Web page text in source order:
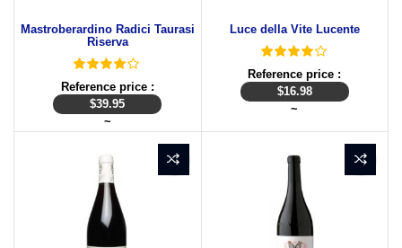
Mastroberardino Radici Taurasi
Riserva
Reference price :
$39.95
~
Luce della Vite Lucente
Reference price :
$16.98
~